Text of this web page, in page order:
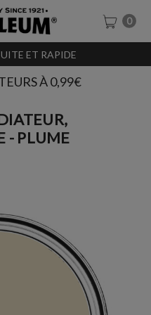
ET RAPIDE
0
- PLUME